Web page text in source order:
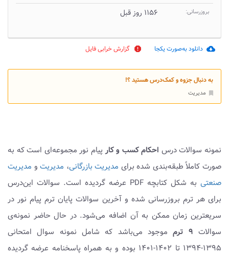
بروزرسانی: ۱۱۵۶ روز قبل
cloud_download دانلود به‌صورت یکجا report گزارش خرابی فایل
به دنبال جزوه و کمک‌درس هستید ؟!
مدیریت
نمونه سوالات درس احکام کسب و کارپیام نور مجموعه‌ای است که به
صورت کاملاً طبقه‌بندی شده برای مدیریت بازرگانی، مدیریتو مدیریت
صنعتی
به شکل کتابچه PDF عرضه گردیده است. سوالات این‌درس
برای هر ترم بروزرسانی شده و آخرین سوالات پایان ترم پیام نور در
سریعترین زمان ممکن به آن اضافه می‌شود. در حال حاضر نمونه‌ی
سوالات ۹ ترم
موجود می‌باشد که شامل نمونه سوال امتحانی
۱۳۹۵-۱۳۹۴ تا ۱۴۰۲-۱۴۰۱ بوده و به همراه پاسخنامه عرضه گردیده